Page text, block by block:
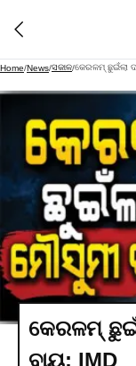
Home/News/ସକାଳ/କେରଳମ୍ ଛୁଇଁଲା
କେରଳମ୍
ବାୟୁ: IMD